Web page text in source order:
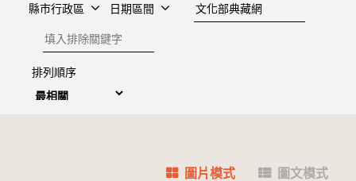
縣市行政區 日期區間
建檔單位
排除關鍵字
排列順序
圖片模式 圖文模式